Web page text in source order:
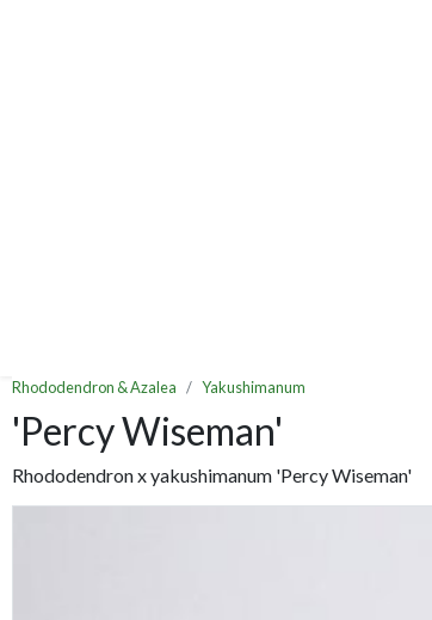
Rhododendron & Azalea Yakushimanum
'Percy Wiseman'
Rhododendron x yakushimanum 'Percy Wiseman'